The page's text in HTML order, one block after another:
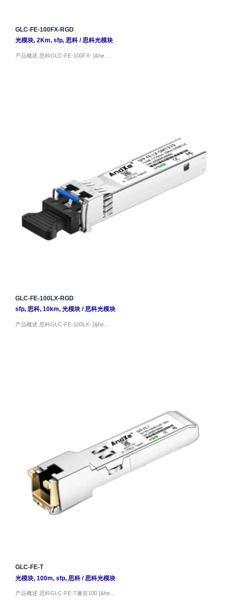
GLC-FE-100FX-RGD
光模块, 2Km, sfp, 思科/思科光模块
产品概述 思科GLC-FE-100FX- [&he…
GLC-FE-100LX-RGD
sfp, 思科, 10km, 光模块/思科光模块
产品概述 思科GLC-FE-100LX- [&he…
GLC-FE-T
光模块, 100m, sfp, 思科/思科光模块
产品概述 思科GLC-FE-T兼容100 [&he…